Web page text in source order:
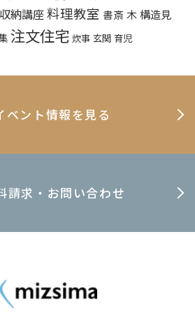
納講座料理教室 書斎 木構造見
注文住宅 炊事 玄関 育児
ベント情報を見る
請求・お問い合わせ